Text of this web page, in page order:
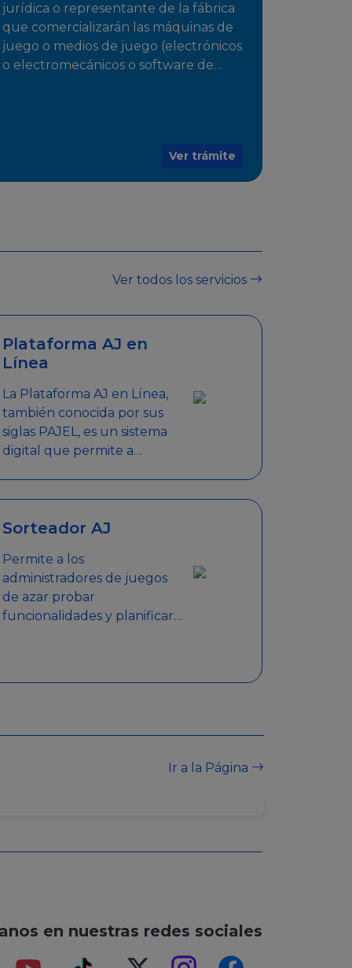
jurídica o representante de la fábrica
que comercializarán las máquinas de
juego o medios de juego (electrónicos
o electromecánicos o software de
Ver trámite
Ver todos los servicios
Plataforma AJ en
Línea
La Plataforma AJ en Línea,
también conocida por sus
siglas PAJEL, es un sistema
digital que permite a
relacionados con
Sorteador AJ
Permite a los
administradores de juegos
de azar probar
funcionalidades y planificar
Ir a la Página
en nuestras redes sociales